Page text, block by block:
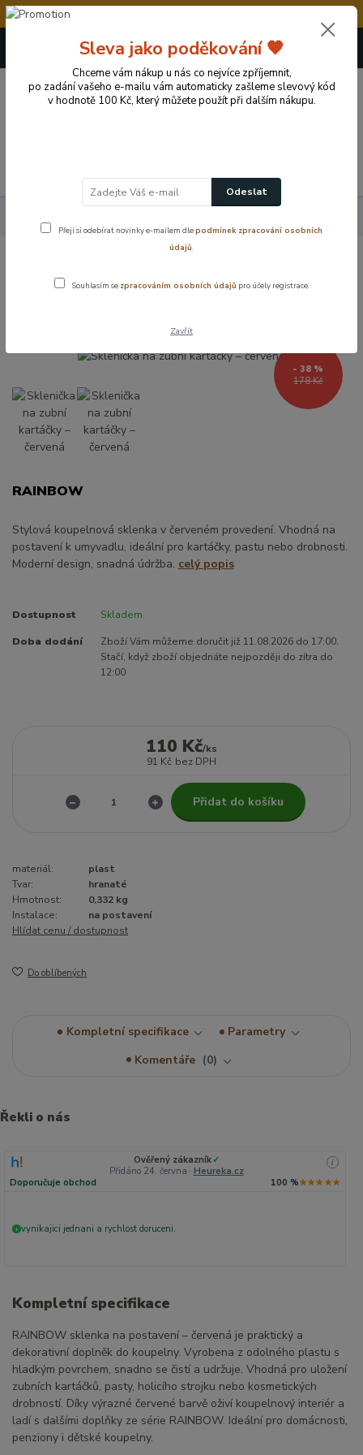
💥Vážení zákazníci, v době od 8.8. - 15.8.2026
+420 724 722 973
(Po-Pá, 09-17 hod.)
0 Kč
Sklenička na zubní kartáčky – červená
178 Kč
- 38 %
RAINBOW
Stylová koupelnová sklenka v červeném provedení. Vhodná na
postavení k umyvadlu, ideální pro kartáčky, pastu nebo drobnosti.
Moderní design, snadná údržba. celý popis
Dostupnost Skladem
Doba dodání
Zboží Vám můžeme doručit již 11.08.2026 do 17:00.
Stačí, když zboží objednáte nejpozději do zítra do
12:00
110 Kč/ks
91 Kč bez DPH
Přidat do košíku
materiál:
plast
Tvar:
hranaté
Hmotnost:
0,332 kg
Instalace:
na postavení
Hlídat cenu / dostupnost
Do oblíbených
Kompletní specifikace
Parametry
Komentáře
0
Řekli o nás
Ověřený zákazník ✓
Přidáno 24. června · Heureka.cz
i
Doporučuje obchod 100 %★★★★★
+ vynikajici jednani a rychlost doruceni.
Kompletní specifikace
RAINBOW sklenka na postavení – červená je praktický a
dekorativní doplněk do koupelny. Vyrobena z odolného plastu s
hladkým povrchem, snadno se čistí a udržuje. Vhodná pro uložení
zubních kartáčků, pasty, holicího strojku nebo kosmetických
drobností. Díky výrazné červené barvě oživí koupelnový interiér a
ladí s dalšími doplňky ze série RAINBOW. Ideální pro domácnosti,
penziony i dětské koupelny.
Sleva jako poděkování 🧡
Chceme vám nákup u nás co nejvíce zpříjemnit,
po zadání vašeho e-mailu vám automaticky zašleme slevový kód
v hodnotě 100 Kč, který můžete použít při dalším nákupu.
Odeslat
Přeji si odebírat novinky e-mailem dlepodmínek zpracování osobních
údajů.
Souhlasím se zpracováním osobních údajů pro účely registrace.
Zavřít